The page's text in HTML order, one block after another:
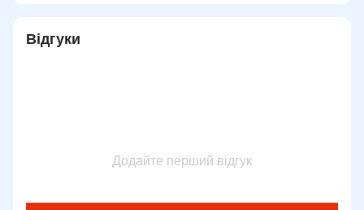
Відгуки
Додайте перший відгук